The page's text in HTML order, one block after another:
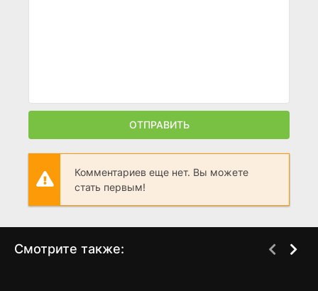
ОТПРАВИТЬ
Комментариев еще нет. Вы можете
стать первым!
Смотрите также: